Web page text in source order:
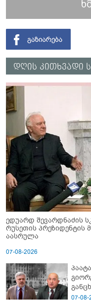
დღის კითხვადი
ედუარდ შევარდნაძის
რუსეთის პრეზიდენტის
აასრულა
07-08-2026
07-08-